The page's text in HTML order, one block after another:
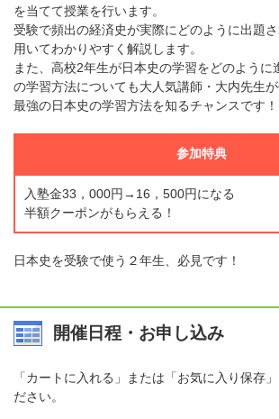
を当てて授業を行います。
受験で頻出の経済史が実際にどのように出題
用いてわかりやすく解説します。
また、高校2年生が日本史の学習をどのように
の学習方法についても大人気講師・大内先生が
最強の日本史の学習方法を知るチャンスです！
参加特典
入塾金33，000円→16，500円になる
半額クーポンがもらえる！
日本史を受験で使う２年生、必見です！
開催日程・お申し込み
「カートに入れる」または「お気に入り保存
ださい。